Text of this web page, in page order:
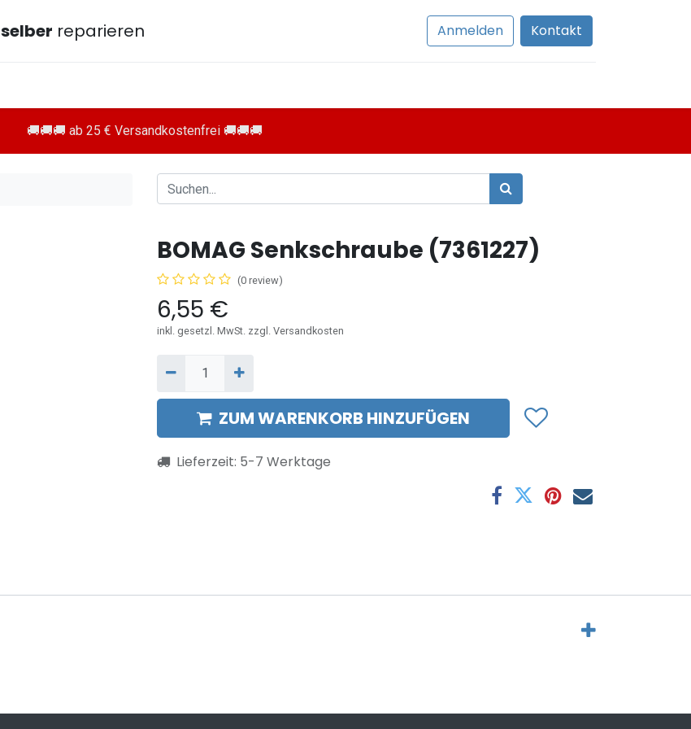
selber reparieren Anmelden Kontakt
🚚🚚🚚 ab 25 € Versandkostenfrei 🚚🚚🚚
BOMAG Senkschraube (7361227)
(0 review)
6,55 €
inkl. gesetzl. MwSt. zzgl. Versandkosten
ZUM WARENKORB HINZUFÜGEN
Lieferzeit: 5-7 Werktage